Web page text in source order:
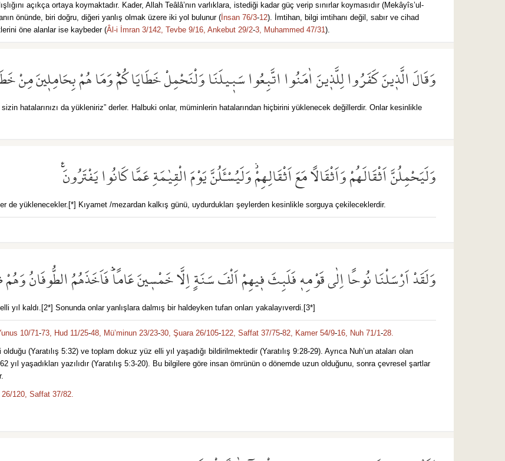
açıkça ortaya koymaktadır. Kader, Allah Teâlâ’nın varlıklara, istediği kadar güç verip sınırlar koymasıdır (Mekâyîs’ul-
önünde, biri doğru, diğeri yanlış olmak üzere iki yol bulunur ( İnsan 76/3-12). İmtihan, bilgi imtihanı değil, sabır ve cihad
öne alanlar ise kaybeder (Âl-i İmran 3/142, Tevbe 9/16, Ankebut 29/2-3, Muhammed 47/31).
وَقَالَ الَّذ۪ينَ كَفَرُوا لِلَّذ۪ينَ اٰمَنُوا اتَّبِعُوا سَب۪يلَنَا وَلْنَحْمِلْ خَطَايَاكُمْۜ وَمَا هُمْ بِحَامِل۪ينَ مِنْ
hatalarınızı da yükleniriz” derler. Halbuki onlar, müminlerin hatalarından hiçbirini yüklenecek değillerdir. Onlar kesinlikle
وَلَيَحْمِلُنَّ اَثْقَالَهُمْ وَاَثْقَالًا مَعَ اَثْقَالِهِمْۘ وَلَيُسْـَٔلُنَّ يَوْمَ الْقِيٰمَةِ عَمَّا كَانُوا يَفْتَرُونَ۟
de yüklenecekler.[*] Kıyamet /mezardan kalkış günü, uydurdukları şeylerden kesinlikle sorguya çekileceklerdir.
وَلَقَدْ اَرْسَلْنَا نُوحًا اِلٰى قَوْمِه۪ فَلَبِثَ ف۪يهِمْ اَلْفَ سَنَةٍ اِلَّا خَمْس۪ينَ عَامًاۜ فَاَخَذَهُمُ الطُّوفَانُ
yıl kaldı.[2*] Sonunda onlar yanlışlara dalmış bir haldeyken tufan onları yakalayıverdi.[3*]
10/71-73, Hud 11/25-48, Mü’minun 23/23-30, Şuara 26/105-122, Saffat 37/75-82, Kamer 54/9-16, Nuh 71/1-28.
(Yaratılış 5:32) ve toplam dokuz yüz elli yıl yaşadığı bildirilmektedir (Yaratılış‬ ‭9‬:‭28‬-‭29‬). Ayrıca Nuh’un ataları olan
yıl yaşadıkları yazılıdır (Yaratılış 5:3-20). Bu bilgilere göre insan ömrünün o dönemde uzun olduğunu, sonra çevresel şartlar
120, Saffat 37/82.